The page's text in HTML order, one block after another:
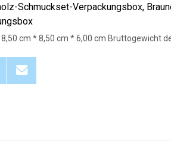
Schmuckset-Verpackungsbox,
cm * 8,50 cm * 6,00 cm Bruttogewicht